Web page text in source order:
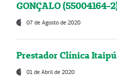
GONÇALO (55004164-
07 de Agosto de 2020
Prestador Clínica
01 de Abril de 2020